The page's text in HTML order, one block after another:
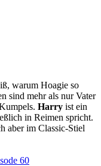
warum Hoagie so
sind mehr als nur Vater
Harry ist ein
in Reimen spricht.
aber im Classic-Stiel
60